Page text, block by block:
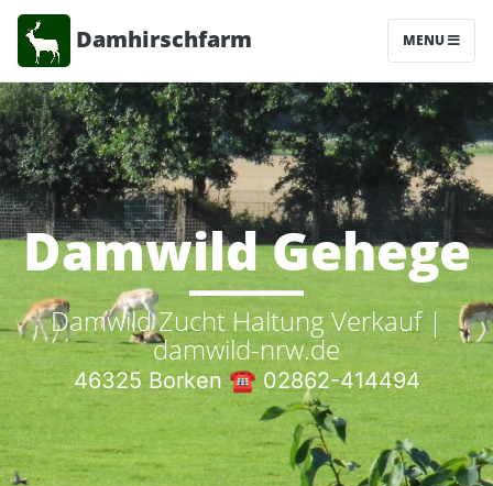
Damhirschfarm MENU
Damwild Gehege
Damwild Zucht Haltung Verkauf |
damwild-nrw.de
46325 Borken ☎ 02862-414494